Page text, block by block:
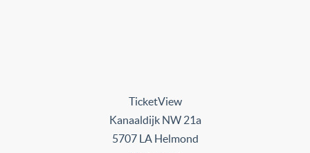
TicketView
Kanaaldijk NW 21a
5707 LA Helmond